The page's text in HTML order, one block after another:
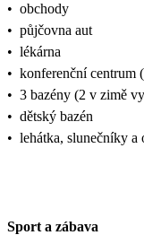
• obchody
• půjčovna aut
• lékárna
• konferenční centrum
• 3 bazény (2 v zimě
• dětský bazén
• lehátka, slunečníky a
Sport a zábava